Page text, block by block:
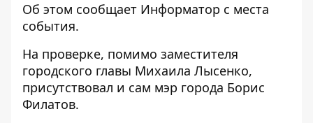
Об этом сообщает Информатор с места
события.
На проверке, помимо заместителя
городского главы Михаила Лысенко,
присутствовал и сам мэр города Борис
Филатов.